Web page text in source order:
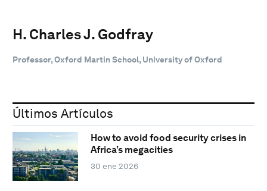
H. Charles J. Godfray
Professor, Oxford Martin School, University of Oxford
Últimos Artículos
How to avoid food security crises in
Africa’s megacities
30 ene 2026